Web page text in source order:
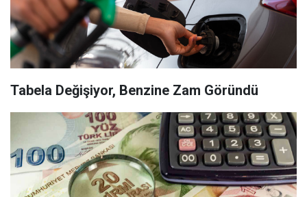
Tabela Değişiyor, Benzine Zam Göründü